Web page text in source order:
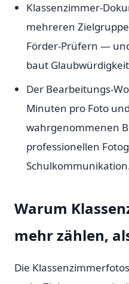
Klassenzimmer-
mehreren
Förder-Prüfern —
baut
Der Bearbeitungs-
Minuten pro Foto
wahrgenommenen
professionellen
Warum
mehr zählen,
Die